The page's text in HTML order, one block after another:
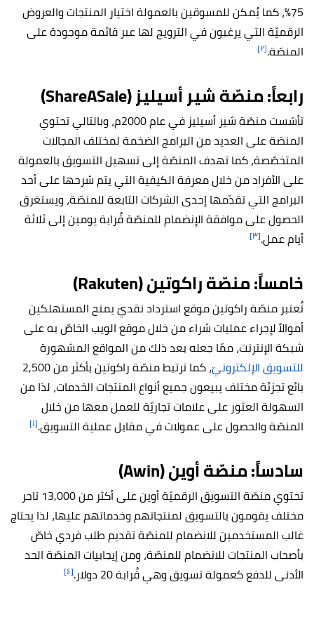
75%، كما يُمكن للمسوقين بالعمولة اختيار المنتجات والعروض
الرقميّة التي يرغبون في الترويج لها عبر قائمة موجودة على
المنصّة.[٢]
رابعاً: منصّة شير أسيليز (ShareASale)
تأسّست منصّة شير أسيليز في عام 2000م، وبالتالي تحتوي
المنصّة على العديد من البرامج الضخمة لمختلف المجالات
المتخصّصة، كما تهدف المنصّة إلى تسهيل التسويق بالعمولة
على الأفراد من خلال معرفة الكيفية التي يتم شرحها على أحد
البرامج التي تقدّمها إحدى الشركات التابعة للمنصّة، ويستغرق
الحصول على موافقة الإنضمام للمنصّة قُرابة يومين إلى ثلاثة
أيام عمل.[٣]
خامساً: منصّة راكوتين (Rakuten)
تُعتبر منصّة راكوتين موقع استرداد نقديّ يمنح المستهلكين
أموالاً لإجراء عمليات شراء من خلال موقع الويب الخاصّ به على
شبكة الإنترنت، ممّا جعله بعد ذلك من المواقع المشهورة
للتسويق الإلكترونيّ
، كما ترتبط منصّة راكوتين بأكثر من 2,500
بائع تجزئة مختلف يبيعون جميع أنواع المنتجات الخدمات، لذا من
السهولة العثور على علامات تجاريّة للعمل معها من خلال
المنصّة والحصول على عمولات في مقابل عملية التسويق.[١]
سادساً: منصّة أوين (Awin)
تحتوي منصّة التسويق الرقميّة أوين على أكثر من 13,000 تاجر
مختلف يقومون بالتسويق لمنتجاتهم وخدماتهم عليها، لذا يحتاج
غالب المستخدمين للانضمام للمنصّة تقديم طلب فردي خاصّ
بأصحاب المنتجات للانضمام للمنصّة، ومن إيجابيات المنصّة الحد
الأدنى للدفع كعمولة تسويق وهي قُرابة 20 دولار.
[٤]